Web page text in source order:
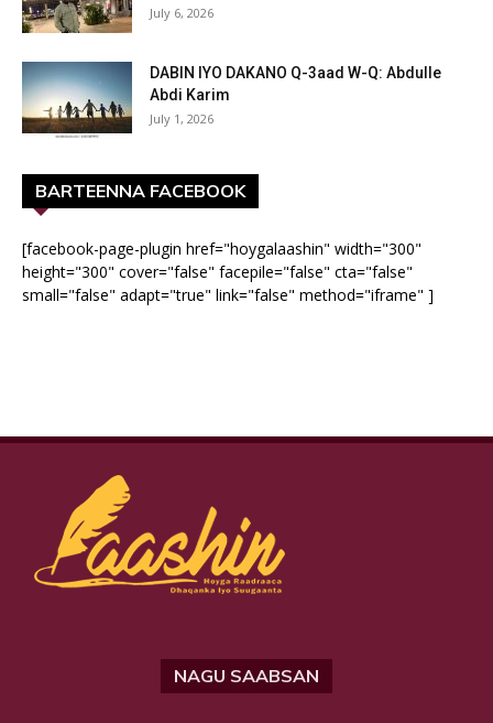
July 6, 2026
DABIN IYO DAKANO Q-3aad W-Q: Abdulle
Abdi Karim
July 1, 2026
BARTEENNA FACEBOOK
[facebook-page-plugin href="hoygalaashin" width="300"
height="300" cover="false" facepile="false" cta="false"
small="false" adapt="true" link="false" method="iframe" ]
NAGU SAABSAN